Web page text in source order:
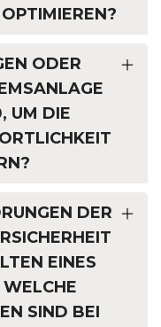
ODER
UM DIE
DER
EINES
SIND BEI E